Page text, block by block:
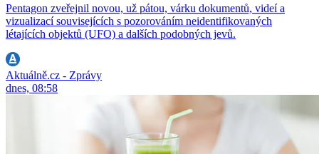
Pentagon zveřejnil novou, už pátou, várku dokumentů, videí a
vizualizací souvisejících s pozorováním neidentifikovaných
létajících objektů (UFO) a dalších podobných jevů.
Aktuálně.cz - Zprávy
dnes, 08:58